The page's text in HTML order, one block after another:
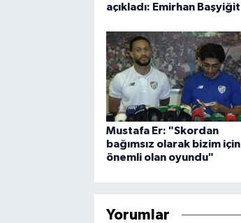
açıkladı: Emirhan Başyiğit
Mustafa Er: "Skordan
bağımsız olarak bizim için
önemli olan oyundu"
Yorumlar